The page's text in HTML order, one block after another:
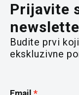
Prijavite
Budite prvi
ekskluzivne